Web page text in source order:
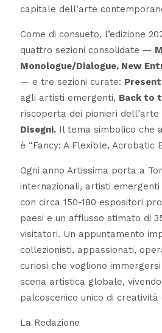
capitale dell’arte
Come di consueto, l’edizione
quattro sezioni consolidate —
Monologue/Dialogue, New
— e tre sezioni curate:
agli artisti emergenti, Back to
riscoperta dei pionieri
Disegni.Il tema simbolico che
è “Fancy: A Flexible, Acrobatic
Ogni anno Artissima porta a
internazionali, artisti
con circa 150-180 espositori
paesi e un afflusso stimato di
visitatori. Un appuntamento
collezionisti, appassionati,
curiosi che vogliono
scena artistica globale,
palcoscenico unico di creatività
La Redazione